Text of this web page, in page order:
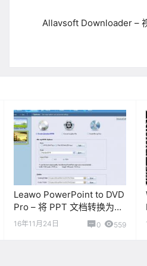
Allavsoft Downloader –
Leawo PowerPoint to DVD
Pro – 将 PPT 文档转换为视
频或 DVD 影片[Windows]
16年11月24日 0 559